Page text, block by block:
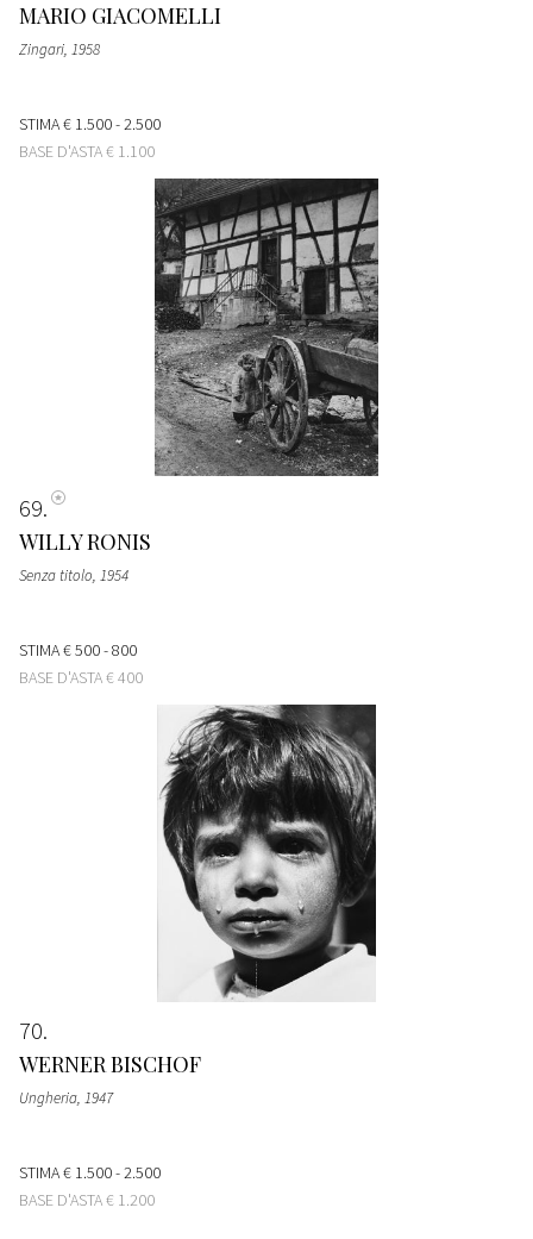
MARIO GIACOMELLI
Zingari, 1958
STIMA€ 1.500 - 2.500
BASE D'ASTA€ 1.100
69
WILLY RONIS
Senza titolo, 1954
STIMA€ 500 - 800
BASE D'ASTA€ 400
70
WERNER BISCHOF
Ungheria, 1947
STIMA€ 1.500 - 2.500
BASE D'ASTA€ 1.200